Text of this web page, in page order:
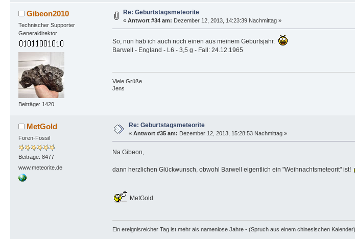
Gibeon2010
Technischer Supporter
Generaldirektor
Beiträge: 1420
Re: Geburtstagsmeteorite
« Antwort #34 am: Dezember 12, 2013, 14:23:39 Nachmittag »
So, nun hab ich auch noch einen aus meinem Geburtsjahr.
Barwell - England - L6 - 3,5 g - Fall: 24.12.1965
Viele Grüße
Jens
MetGold
Foren-Fossil
Beiträge: 8477
www.meteorite.de
Re: Geburtstagsmeteorite
« Antwort #35 am: Dezember 12, 2013, 15:28:53 Nachmittag »
Na Gibeon,
dann herzlichen Glückwunsch, obwohl Barwell eigentlich ein "Weihnachtsmeteorit" ist!
MetGold
Ein ereignisreicher Tag ist mehr als namenlose Jahre - (Spruch aus einem chinesischen Kalender)